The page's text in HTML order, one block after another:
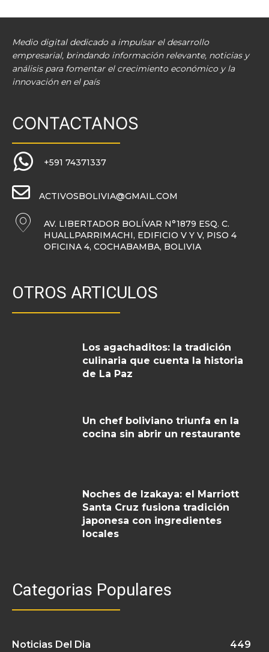
Medio digital dedicado a impulsar el desarrollo
empresarial, brindando información relevante, noticias y
análisis para fomentar el crecimiento económico y la
innovación en el país
CONTACTANOS
+591 74371337
ACTIVOSBOLIVIA@GMAIL.COM
AV. LIBERTADOR BOLÍVAR N°1879 ESQ. C.
HUALLPARRIMACHI, EDIFICIO V Y V, PISO 4
OFICINA 4, COCHABAMBA, BOLIVIA
OTROS ARTICULOS
Los agachaditos: la tradición
culinaria que cuenta la historia
de La Paz
Un chef boliviano triunfa en la
cocina sin abrir un restaurante
Noches de Izakaya: el Marriott
Santa Cruz fusiona tradición
japonesa con ingredientes
locales
Categorias Populares
Noticias Del Dia 449